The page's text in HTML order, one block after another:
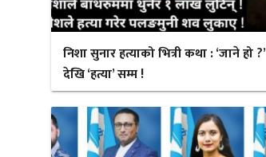
निशा सुनार हत्याको भित्री कथा : ‘जाने हो ?’
देखि ‘हत्या’ सम्म !